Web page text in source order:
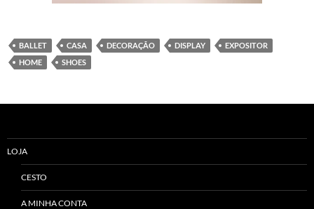
BALLET CASA DECORAÇÃO DISPLAY
EXPOSITOR
HOME
SHOES
LOJA
CESTO
A MINHA CONTA